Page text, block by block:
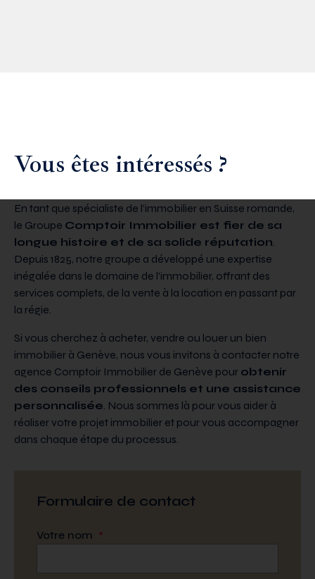
Vous êtes intéressés ?
En tant que spécialiste de l’immobilier en Suisse romande,
le Groupe Comptoir Immobilier est fier de sa
longue histoire et de sa solide réputation.
Depuis 1825, notre groupe a développé une expertise
inégalée dans le domaine de l’immobilier, offrant des
services complets, de la vente à la location en passant par
la régie.
Si vous cherchez à acheter, vendre ou louer un bien
immobilier à Genève, nous vous invitons à contacter notre
agence Comptoir Immobilier de Genève pour obtenir
des conseils professionnels et une assistance
personnalisée. Nous sommes là pour vous aider à
réaliser votre projet immobilier et pour vous accompagner
dans chaque étape du processus.
Formulaire de contact
Votre nom *